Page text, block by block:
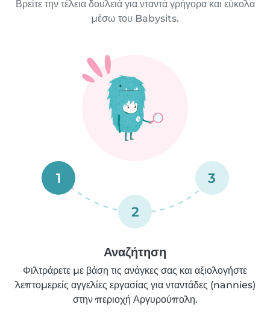
Βρείτε την τέλεια δουλειά για νταντά γρήγορα και εύκολα
μέσω του Babysits.
1
2
3
Αναζήτηση
Φιλτράρετε με βάση τις ανάγκες σας και αξιολογήστε
λεπτομερείς αγγελίες εργασίας για νταντάδες (nannies)
στην περιοχή Αργυρούπολη.